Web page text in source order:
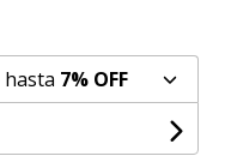
7% OFF